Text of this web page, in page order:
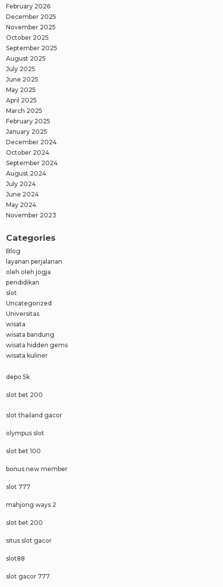
February 2026
December 2025
November 2025
October 2025
September 2025
August 2025
July 2025
June 2025
May 2025
April 2025
March 2025
February 2025
January 2025
December 2024
October 2024
September 2024
August 2024
July 2024
June 2024
May 2024
November 2023
Categories
Blog
layanan perjalanan
oleh oleh jogja
pendidikan
slot
Uncategorized
Universitas
wisata
wisata bandung
wisata hidden gems
wisata kuliner
depo 5k
slot bet 200
slot thailand gacor
olympus slot
slot bet 100
bonus new member
slot 777
mahjong ways 2
slot bet 200
situs slot gacor
slot88
slot gacor 777